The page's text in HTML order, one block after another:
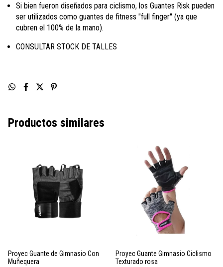
Si bien fueron diseñados para ciclismo, los Guantes Risk pueden
ser utilizados como guantes de fitness "full finger" (ya que
cubren el 100% de la mano).
CONSULTAR STOCK DE TALLES
Productos similares
Proyec Guante de Gimnasio Con
Muñequera
Proyec Guante Gimnasio Ciclismo
Texturado rosa